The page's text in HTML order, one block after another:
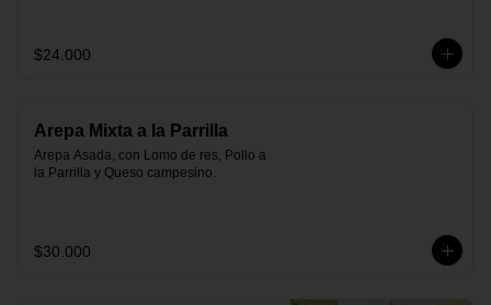
$24.000
Arepa Mixta a la Parrilla
Arepa Asada, con Lomo de res, Pollo a
la Parrilla y Queso campesino.
$30.000